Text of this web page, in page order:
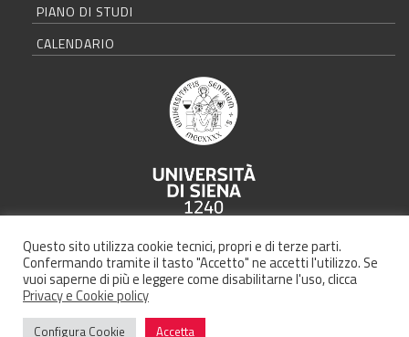
PIANO DI STUDI
CALENDARIO
Siena ITALIA
Questo sito utilizza cookie tecnici, propri e di terze parti.
Confermando tramite il tasto "Accetto" ne accetti l'utilizzo. Se
vuoi saperne di più e leggere come disabilitarne l'uso, clicca
Privacy e Cookie policy
Configura Cookie Accetta